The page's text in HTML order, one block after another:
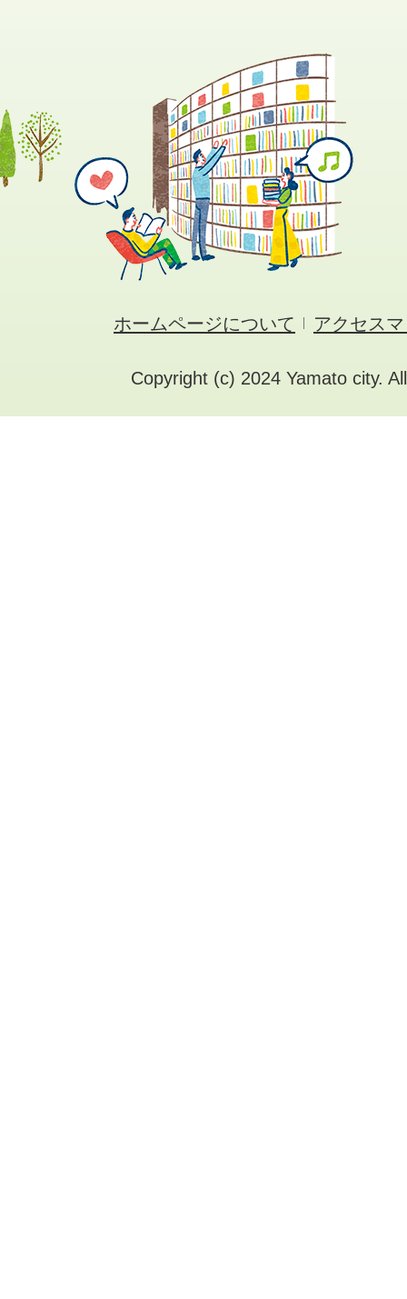
ホームページについて アクセス
Copyright (c) 2024 Yamato city.